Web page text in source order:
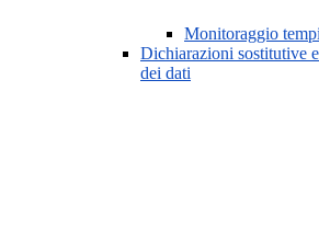
Monitoraggio
Dichiarazioni sostitutive
dei dati